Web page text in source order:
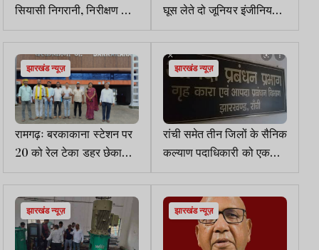
सियासी निगरानी, निरीक्षण को
झरिया पहुंचा विस की विशेष
समिति
घूस लेते दो जूनियर इंजीनियरों
को किया गिरफ्तार
झारखंड न्यूज़
रामगढ़ः बरकाकाना स्टेशन पर
20 को रेल टेका डहर छेका
आंदोलन में भाग लेंगे कुड़मी
समाज के लोग
झारखंड न्यूज़
रांची समेत तीन जिलों के सैनिक
कल्याण पदाधिकारी को एक
साल का सेवा विस्तार
झारखंड न्यूज़ झारखंड न्यूज़